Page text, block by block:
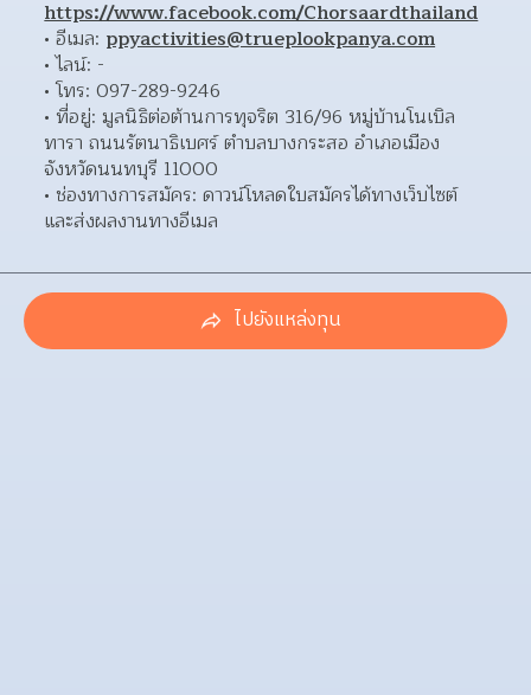
https://www.facebook.com/Chorsaardthailand
อีเมล: ppyactivities@trueplookpanya.com
ไลน์: -
โทร: 097-289-9246
ที่อยู่: มูลนิธิต่อต้านการทุจริต 316/96 หมู่บ้านโนเบิล
ทารา ถนนรัตนาธิเบศร์ ตำบลบางกระสอ อำเภอเมือง
จังหวัดนนทบุรี 11000
ช่องทางการสมัคร: ดาวน์โหลดใบสมัครได้ทางเว็บไซต์
และส่งผลงานทางอีเมล
ไปยังแหล่งทุน